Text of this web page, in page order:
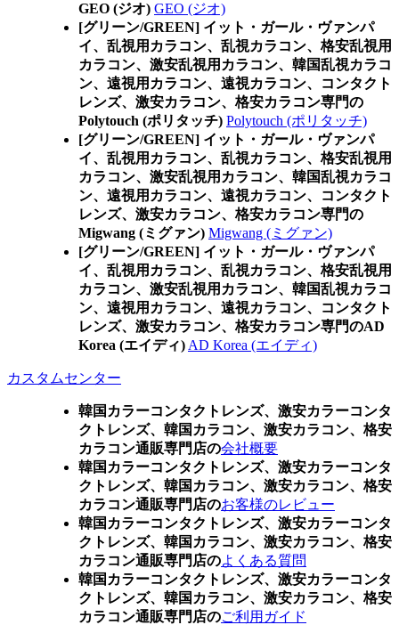
GEO (ジオ) GEO (ジオ)
[グリーン/GREEN] イット・ガール・ヴァンパ
イ、乱視用カラコン、乱視カラコン、格安乱視用
カラコン、激安乱視用カラコン、韓国乱視カラコ
ン、遠視用カラコン、遠視カラコン、コンタクト
レンズ、激安カラコン、格安カラコン専門の
Polytouch (ポリタッチ) Polytouch (ポリタッチ)
[グリーン/GREEN] イット・ガール・ヴァンパ
イ、乱視用カラコン、乱視カラコン、格安乱視用
カラコン、激安乱視用カラコン、韓国乱視カラコ
ン、遠視用カラコン、遠視カラコン、コンタクト
レンズ、激安カラコン、格安カラコン専門の
Migwang (ミグァン) Migwang (ミグァン)
[グリーン/GREEN] イット・ガール・ヴァンパ
イ、乱視用カラコン、乱視カラコン、格安乱視用
カラコン、激安乱視用カラコン、韓国乱視カラコ
ン、遠視用カラコン、遠視カラコン、コンタクト
レンズ、激安カラコン、格安カラコン専門のAD
Korea (エイディ) AD Korea (エイディ)
カスタムセンター
韓国カラーコンタクトレンズ、激安カラーコンタ
クトレンズ、韓国カラコン、激安カラコン、格安
カラコン通販専門店の会社概要
韓国カラーコンタクトレンズ、激安カラーコンタ
クトレンズ、韓国カラコン、激安カラコン、格安
カラコン通販専門店のお客様のレビュー
韓国カラーコンタクトレンズ、激安カラーコンタ
クトレンズ、韓国カラコン、激安カラコン、格安
カラコン通販専門店のよくある質問
韓国カラーコンタクトレンズ、激安カラーコンタ
クトレンズ、韓国カラコン、激安カラコン、格安
カラコン通販専門店のご利用ガイド